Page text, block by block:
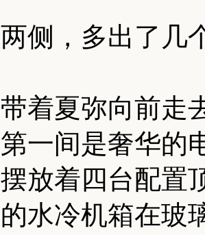
侧，多出了几
着夏弥向前走
一间是奢华的
放着四台配置
水冷机箱在玻